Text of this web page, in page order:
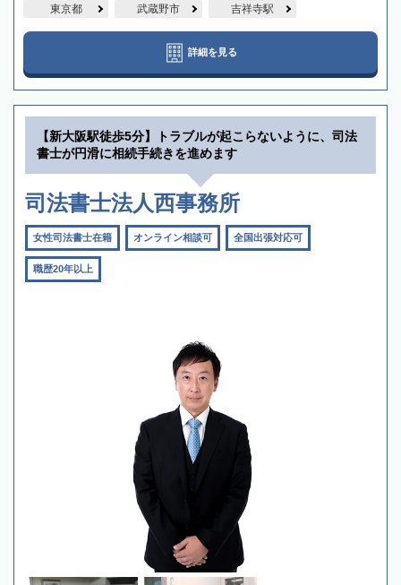
東京都 武蔵野市 吉祥寺駅
詳細を見る
【新大阪駅徒歩5分】トラブルが起こらないように、司法
書士が円滑に相続手続きを進めます
司法書士法人西事務所
女性司法書士在籍 オンライン相談可 全国出張対応可
職歴20年以上